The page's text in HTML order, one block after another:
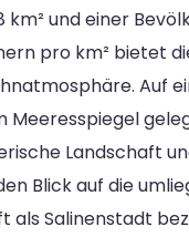
km² und einer
pro km² bietet
Auf
Meeresspiegel
Landschaft
Blick auf die
als Salinenstadt